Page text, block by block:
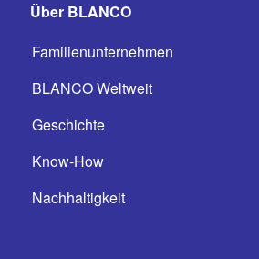
Über BLANCO
Familienunternehmen
BLANCO Weltweit
Geschichte
Know-How
Nachhaltigkeit